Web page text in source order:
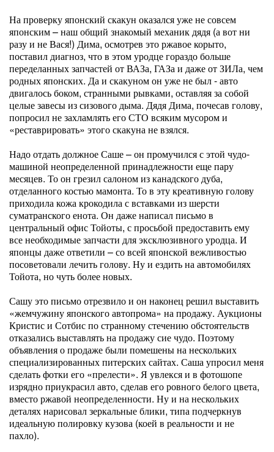
На проверку японский скакун оказался уже не совсем
японским – наш общий знакомый механик дядя (а вот ни
разу и не Вася!) Дима, осмотрев это ржавое корыто,
поставил диагноз, что в этом уродце гораздо больше
переделанных запчастей от ВАЗа, ГАЗа и даже от ЗИЛа, чем
родных японских. Да и скакуном он уже не был - авто
двигалось боком, странными рывками, оставляя за собой
целые завесы из сизового дыма. Дядя Дима, почесав голову,
попросил не захламлять его СТО всяким мусором и
«реставрировать» этого скакуна не взялся.
Надо отдать должное Саше – он промучился с этой чудо-
машиной неопределенной принадлежности еще пару
месяцев. То он грезил салоном из канадского дуба,
отделанного костью мамонта. То в эту креативную голову
приходила кожа крокодила с вставками из шерсти
суматранского енота. Он даже написал письмо в
центральный офис Тойоты, с просьбой предоставить ему
все необходимые запчасти для эксклюзивного уродца. И
японцы даже ответили – со всей японской вежливостью
посоветовали лечить голову. Ну и ездить на автомобилях
Тойота, но чуть более новых.
Сашу это письмо отрезвило и он наконец решил выставить
«жемчужину японского автопрома» на продажу. Аукционы
Кристис и Сотбис по странному стечению обстоятельств
отказались выставлять на продажу сие чудо. Поэтому
объявления о продаже были помешены на нескольких
специализированных питерских сайтах. Саша упросил меня
сделать фотки его «прелести». Я увлекся и в фотошопе
изрядно приукрасил авто, сделав его ровного белого цвета,
вместо ржавой неопределенности. Ну и на нескольких
деталях нарисовал зеркальные блики, типа подчеркнув
идеальную полировку кузова (коей в реальности и не
пахло).